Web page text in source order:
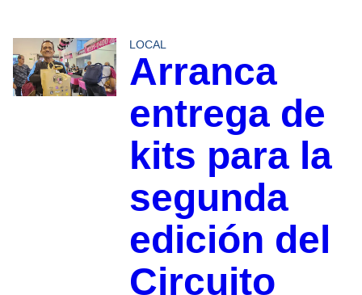
LOCAL
Arranca
entrega de
kits para la
segunda
edición del
Circuito